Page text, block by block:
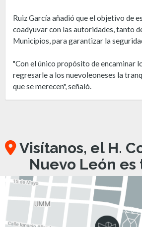
Ruiz García añadió que el objetivo de
coadyuvar con las autoridades, tanto
Municipios, para garantizar la
"Con el único propósito de encaminar
regresarle a los nuevoleoneses la
que se merecen", señaló.
Visítanos, el H.
Nuevo León es